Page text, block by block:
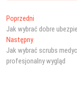
Nawigacja
wpisu
Poprzedni
wpis:
Jak wybrać dobre
NastępnyNastępny
wpis:
Jak wybrać scrubs
profesjonalny wygląd